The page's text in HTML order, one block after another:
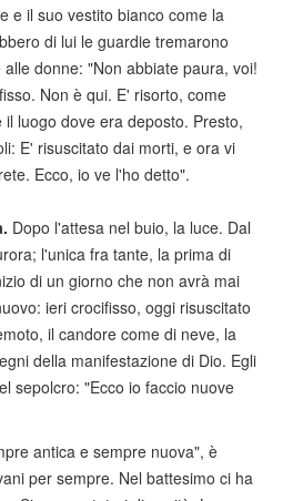
e il suo vestito bianco come la
di lui le guardie tremarono
donne: "Non abbiate paura, voi!
Non è qui. E' risorto, come
luogo dove era deposto. Presto,
E' risuscitato dai morti, e ora vi
Ecco, io ve l'ho detto".
Dopo l'attesa nel buio, la luce. Dal
l'unica fra tante, la prima di
di un giorno che non avrà mai
ieri crocifisso, oggi risuscitato
il candore come di neve, la
della manifestazione di Dio. Egli
sepolcro: "Ecco io faccio nuove
antica e sempre nuova", è
per sempre. Nel battesimo ci ha